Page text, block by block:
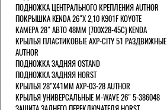
ПОДНОЖКА ЦЕНТРАЛЬНОГО КРЕПЛЕНИЯ AUTHOR
ПОКРЫШКА KENDA 26"Х 2,10 K901F KOYOTE
КАМЕРА 28" АВТО 48ММ (700Х28-45С) KENDA
КРЫЛЬЯ ПЛАСТИКОВЫЕ AXP-CITY 51 РАЗДВИЖНЫЕ
AUTHOR
ПОДНОЖКА ЗАДНЯЯ OSTAND
ПОДНОЖКА ЗАДНЯЯ HORST
КРЫЛЬЯ 28"Х41ММ AXP-03-28 AUTHOR
КРЫЛЬЯ УНИВЕРСАЛЬНЫЕ M-WAVE 26" 5-386048